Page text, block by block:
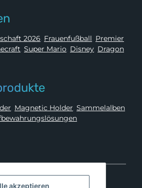
2026, Frauenfußball, Premier
, Super Mario, Disney, Dragon
, Magnetic Holder, Sammelalben
akzeptieren